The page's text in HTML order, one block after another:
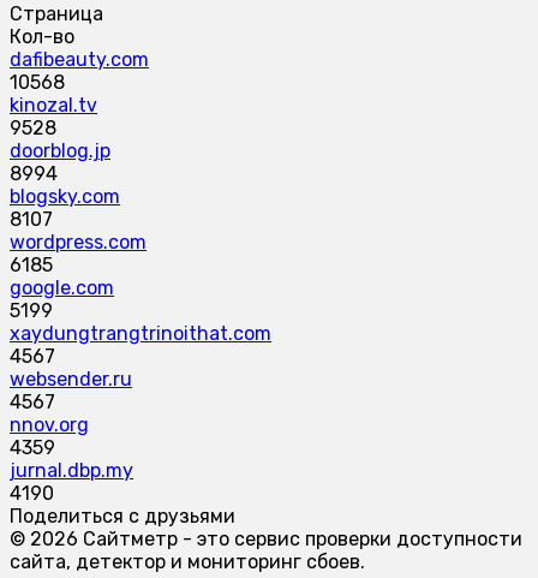
Страница
Кол-во
dafibeauty.com
10568
kinozal.tv
9528
doorblog.jp
8994
blogsky.com
8107
wordpress.com
6185
google.com
5199
xaydungtrangtrinoithat.com
4567
websender.ru
4567
nnov.org
4359
jurnal.dbp.my
4190
Поделиться с друзьями
© 2026 Сайтметр - это сервис проверки доступности
сайта, детектор и мониторинг сбоев.